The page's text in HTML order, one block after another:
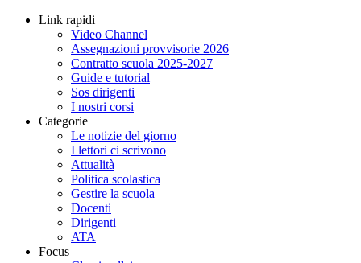
Link rapidi
Video Channel
Assegnazioni provvisorie 2026
Contratto scuola 2025-2027
Guide e tutorial
Sos dirigenti
I nostri corsi
Categorie
Le notizie del giorno
I lettori ci scrivono
Attualità
Politica scolastica
Gestire la scuola
Docenti
Dirigenti
ATA
Focus